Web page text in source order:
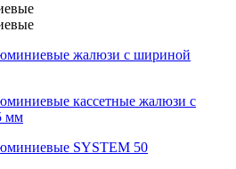
жалюзи с шириной
кассетные жалюзи с
мм
SYSTEM 50